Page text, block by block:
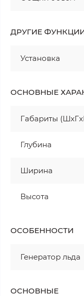
ДРУГИЕ
Установка
ОСНОВНЫЕ
Габариты
Глубина
Ширина
Высота
ОСОБЕННОСТИ
Генератор льда
ОСНОВНЫЕ